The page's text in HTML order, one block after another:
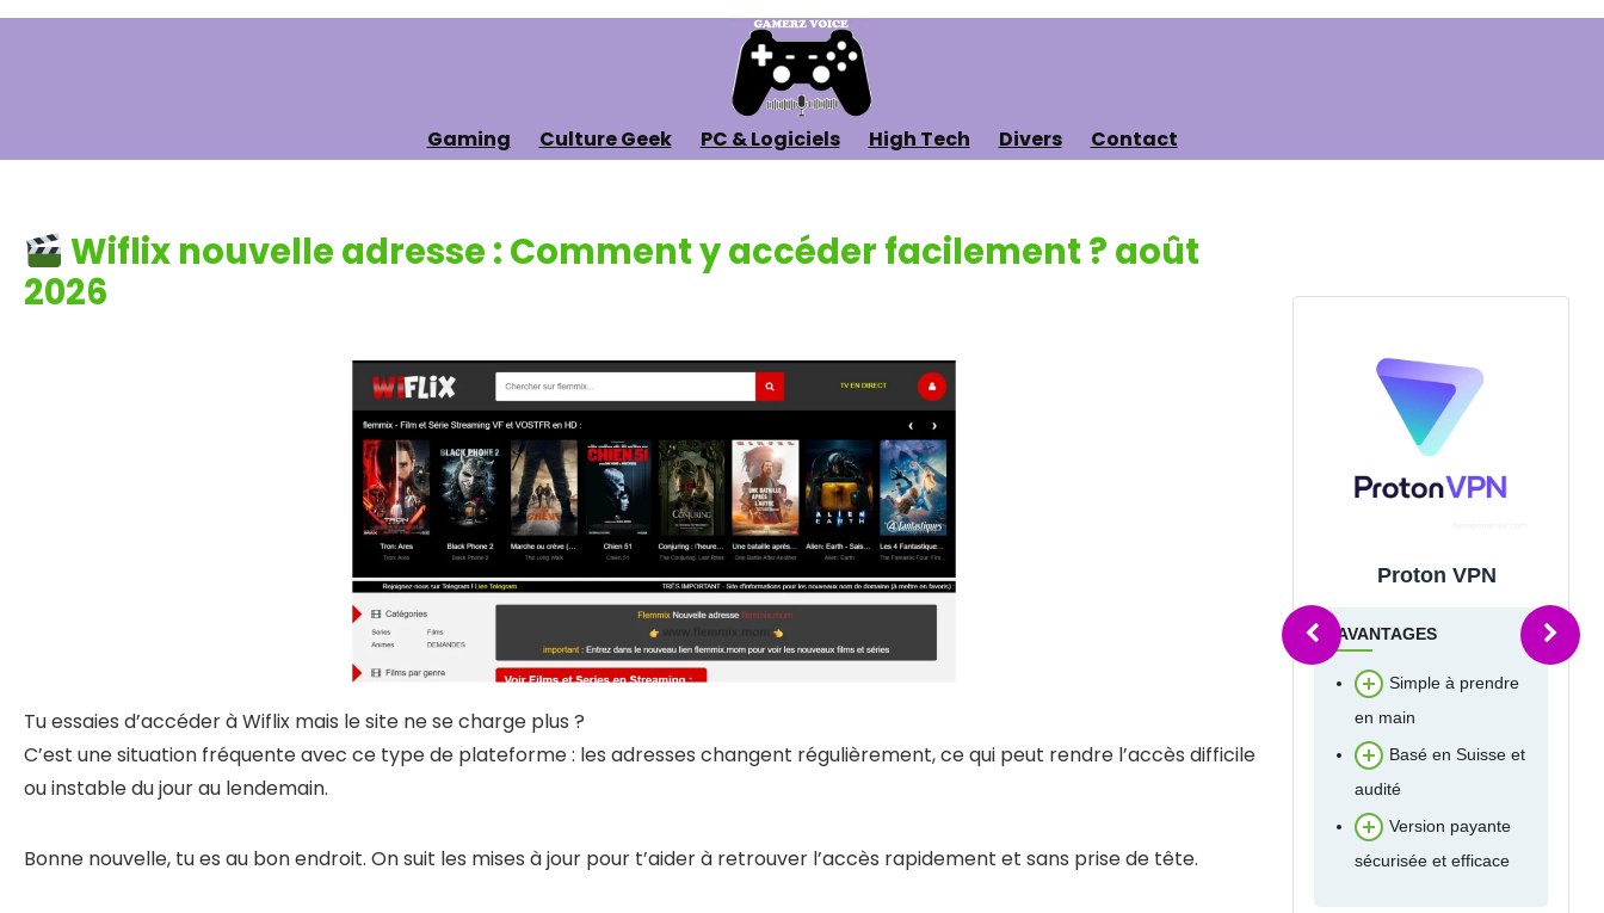
Gaming Culture Geek PC & Logiciels High Tech Divers Contact
Wiflix nouvelle adresse : Comment y accéder facilement ? août
2026
Tu essaies d’accéder à Wiflix mais le site ne se charge plus ?
C’est une situation fréquente avec ce type de plateforme : les adresses changent régulièrement, ce qui peut rendre l’accès difficile
ou instable du jour au lendemain.
Bonne nouvelle, tu es au bon endroit. On suit les mises à jour pour t’aider à retrouver l’accès rapidement et sans prise de tête.
Basé en Suisse et
sécurisée et efficace
Surfshark
AVANTAGES
Débloque les sites
de streaming à 1,99€ /
mois
Très bon rapport
qualité-prix
Contournement